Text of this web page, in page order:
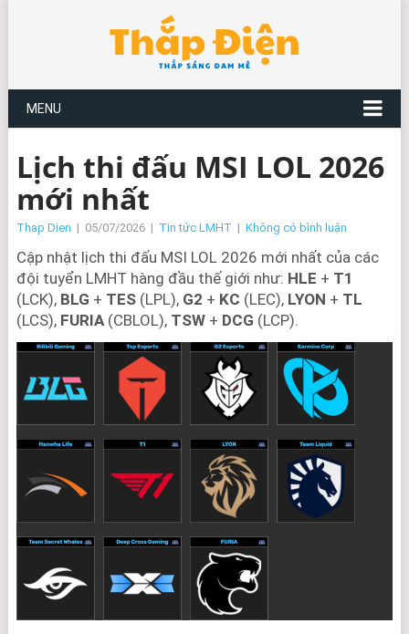
MENU
Lịch thi đấu MSI LOL 2026
mới nhất
Thap Dien | 05/07/2026 | Tin tức LMHT | Không có bình luận
Cập nhật lịch thi đấu MSI LOL 2026 mới nhất của các
đội tuyển LMHT hàng đầu thế giới như: HLE + T1
(LCK), BLG + TES(LPL), G2 + KC (LEC), LYON + TL
(LCS), FURIA(CBLOL), TSW+ DCG (LCP).